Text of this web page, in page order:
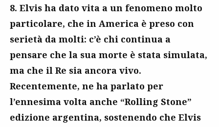
8. Elvis ha dato vita a un fenomeno molto
particolare, che in America è preso con
serietà da molti: c’è chi continua a
pensare che la sua morte è stata simulata,
ma che il Re sia ancora vivo.
Recentemente, ne ha parlato per
l’ennesima volta anche “Rolling Stone”
edizione argentina, sostenendo che Elvis